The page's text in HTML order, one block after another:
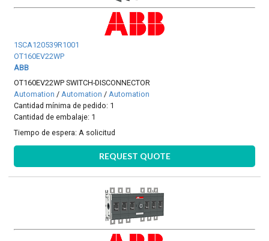
1SCA120539R1001
OT160EV22WP
ABB
OT160EV22WP SWITCH-DISCONNECTOR
Automation /Automation /Automation
Cantidad mínima de pedido: 1
Cantidad de embalaje: 1
Tiempo de espera: A solicitud
REQUEST QUOTE